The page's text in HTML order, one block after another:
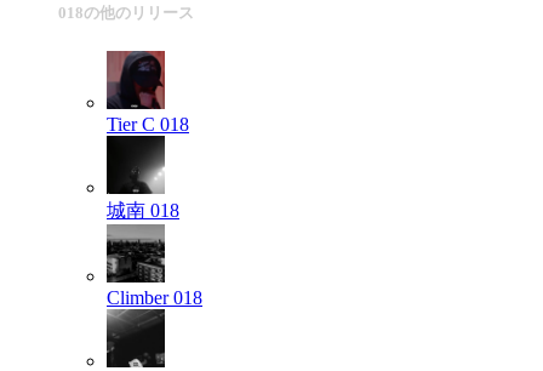
018の他のリリース
Tier C 018
城南 018
Climber 018